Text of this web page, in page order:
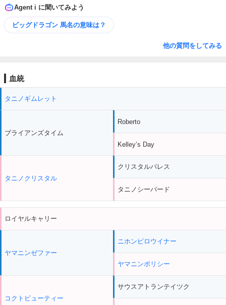
Agent i に聞いてみよう
ビッグドラゴン 馬名の意味は？
他の質問をしてみる
血統
タニノギムレット
ブライアンズタイム
タニノクリスタル
Roberto
Kelley’s Day
クリスタルパレス
タニノシーバード
ロイヤルキャリー
ヤマニンゼファー
コクトビューティー
ニホンピロウイナー
ヤマニンポリシー
サウスアトランテイツク